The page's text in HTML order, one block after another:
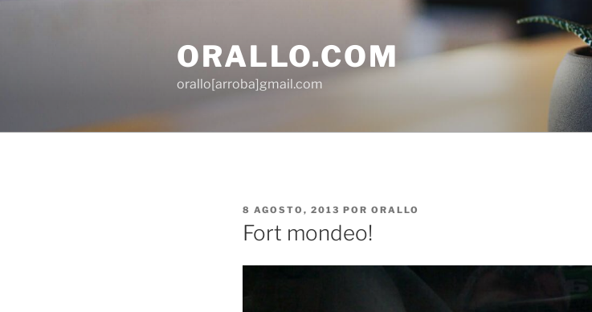
ORALLO.COM
orallo[arroba]gmail.com
PUBLICADO
EL
8 AGOSTO, 2013 POR ORALLO
Fort mondeo!